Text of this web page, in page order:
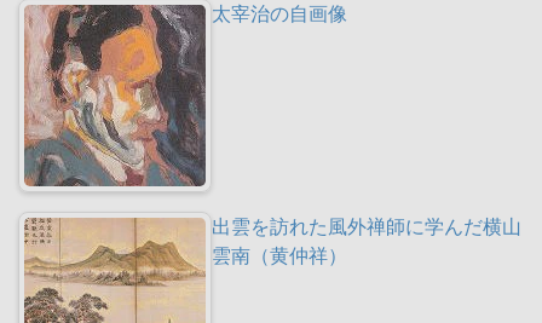
太宰治の自画像
出雲を訪れた風外禅師に学んだ横山
雲南（黄仲祥）